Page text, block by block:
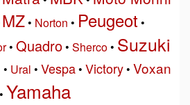
MZ• Norton • Peugeot •
• Quadro• Sherco• Suzuki
• Ural • Vespa• Victory• Voxan
• Yamaha